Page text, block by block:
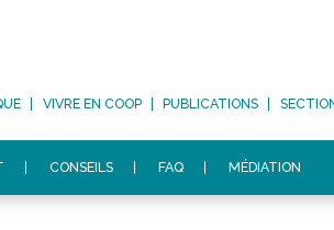
CONSEILS FAQ MÉDIATION
VIVRE EN COOP PUBLICATIONS